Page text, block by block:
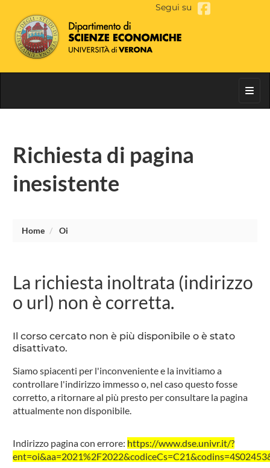
Segui su
Richiesta di pagina
inesistente
Home Oi
La richiesta inoltrata (indirizzo
o url) non è corretta.
Il corso cercato non è più disponibile o è stato
disattivato.
Siamo spiacenti per l'inconveniente e la invitiamo a
controllare l'indirizzo immesso o, nel caso questo fosse
corretto, a ritornare al più presto per consultare la pagina
attualmente non disponibile.
Indirizzo pagina con errore: https://www.dse.univr.it/?